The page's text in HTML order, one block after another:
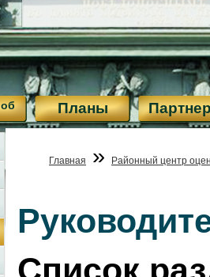
Планы
Главная » Районный центр